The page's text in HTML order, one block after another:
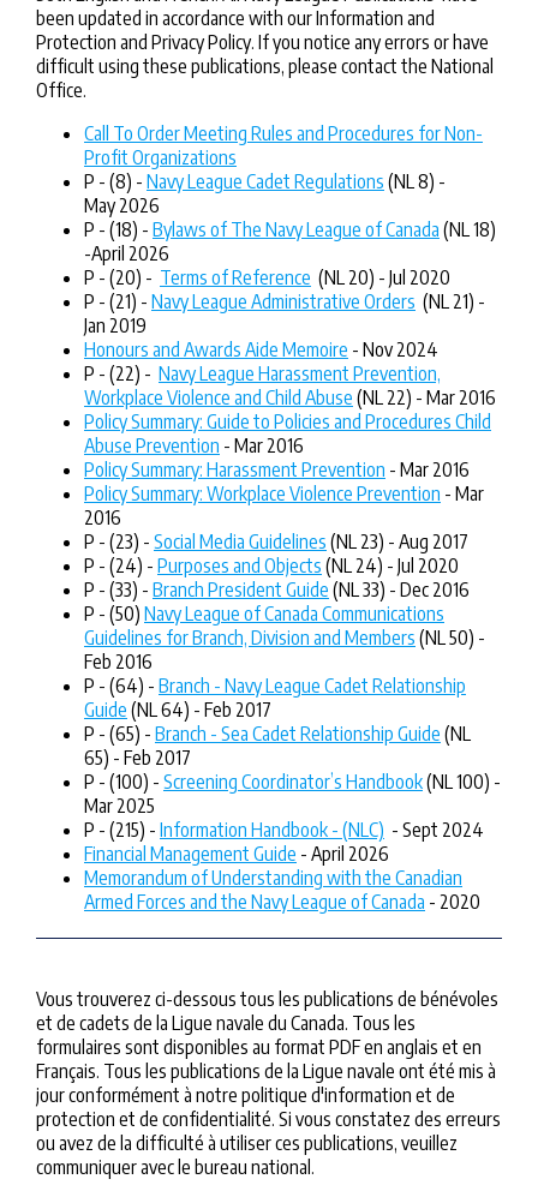
been updated in accordance with our Information and
Protection and Privacy Policy. If you notice any errors or have
difficult using these publications, please contact the National
Office.
Call To Order Meeting Rules and Procedures for Non-
Profit Organizations
P - (8) - Navy League Cadet Regulations (NL 8) -
May 2026
P - (18) - Bylaws of The Navy League of Canada (NL 18)
-April 2026
P - (20) - Terms of Reference (NL 20) - Jul 2020
P - (21) - Navy League Administrative Orders (NL 21) -
Jan 2019
Honours and Awards Aide Memoire - Nov 2024
P - (22) - Navy League Harassment Prevention,
Workplace Violence and Child Abuse (NL 22) - Mar 2016
Policy Summary: Guide to Policies and Procedures Child
Abuse Prevention - Mar 2016
Policy Summary: Harassment Prevention - Mar 2016
Policy Summary: Workplace Violence Prevention - Mar
2016
P - (23) - Social Media Guidelines (NL 23) - Aug 2017
P - (24) - Purposes and Objects (NL 24) - Jul 2020
P - (33) - Branch President Guide (NL 33) - Dec 2016
P - (50) Navy League of Canada Communications
Guidelines for Branch, Division and Members (NL 50) -
Feb 2016
P - (64) - Branch - Navy League Cadet Relationship
Guide (NL 64) - Feb 2017
P - (65) - Branch - Sea Cadet Relationship Guide (NL
65) - Feb 2017
P - (100) - Screening Coordinator’s Handbook(NL 100) -
Mar 2025
P - (215) - Information Handbook - (NLC) - Sept 2024
Financial Management Guide - April 2026
Memorandum of Understanding with the Canadian
Armed Forces and the Navy League of Canada - 2020
Vous trouverez ci-dessous tous les publications de bénévoles
et de cadets de la Ligue navale du Canada. Tous les
formulaires sont disponibles au format PDF en anglais et en
Français. Tous les publications de la Ligue navale ont été mis à
jour conformément à notre politique d'information et de
protection et de confidentialité. Si vous constatez des erreurs
ou avez de la difficulté à utiliser ces publications, veuillez
communiquer avec le bureau national.